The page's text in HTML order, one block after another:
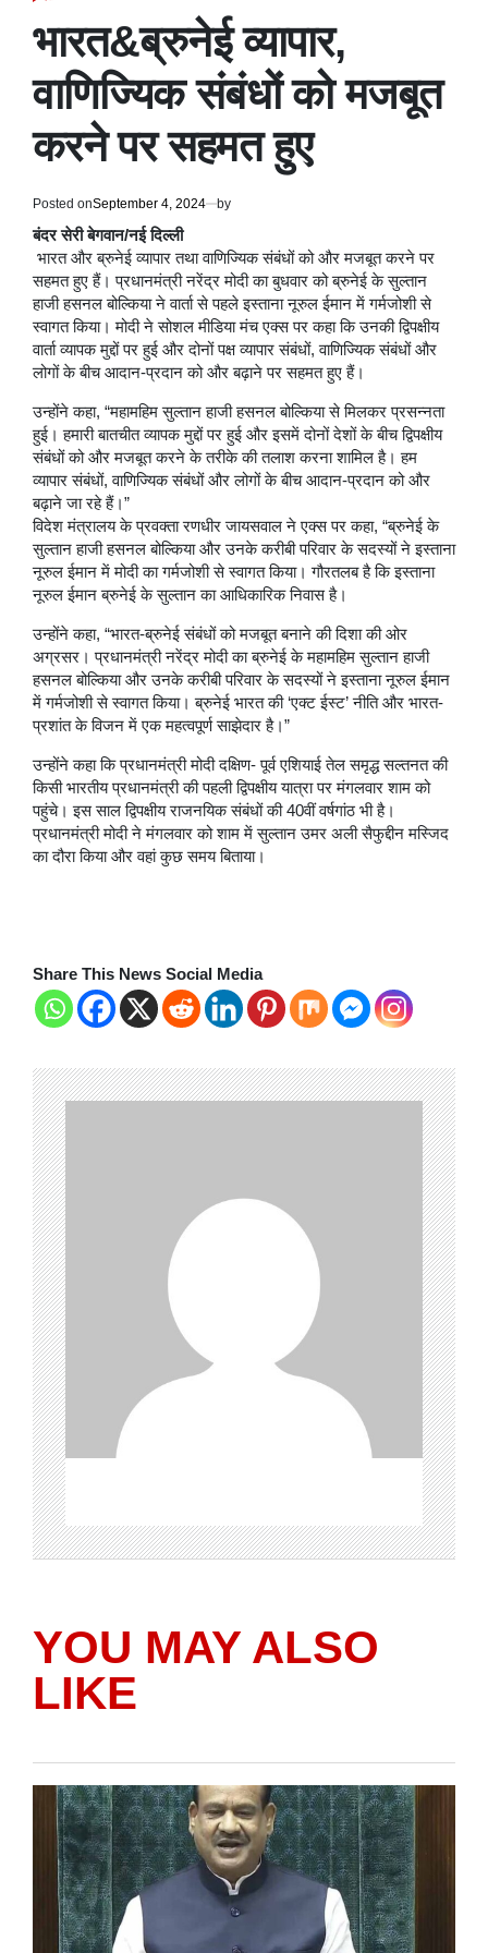
भारत&ब्रुनेई व्यापार,
वाणिज्यिक संबंधों को मजबूत
करने पर सहमत हुए
Posted onSeptember 4, 2024 by
बंदर सेरी बेगवान/नई दिल्ली
भारत और ब्रुनेई व्यापार तथा वाणिज्यिक संबंधों को और मजबूत करने पर
सहमत हुए हैं। प्रधानमंत्री नरेंद्र मोदी का बुधवार को ब्रुनेई के सुल्तान
हाजी हसनल बोल्किया ने वार्ता से पहले इस्ताना नूरुल ईमान में गर्मजोशी से
स्वागत किया। मोदी ने सोशल मीडिया मंच एक्स पर कहा कि उनकी द्विपक्षीय
वार्ता व्यापक मुद्दों पर हुई और दोनों पक्ष व्यापार संबंधों, वाणिज्यिक संबंधों और
लोगों के बीच आदान-प्रदान को और बढ़ाने पर सहमत हुए हैं।
उन्होंने कहा, “महामहिम सुल्तान हाजी हसनल बोल्किया से मिलकर प्रसन्नता
हुई। हमारी बातचीत व्यापक मुद्दों पर हुई और इसमें दोनों देशों के बीच द्विपक्षीय
संबंधों को और मजबूत करने के तरीके की तलाश करना शामिल है। हम
व्यापार संबंधों, वाणिज्यिक संबंधों और लोगों के बीच आदान-प्रदान को और
बढ़ाने जा रहे हैं।”
विदेश मंत्रालय के प्रवक्ता रणधीर जायसवाल ने एक्स पर कहा, “ब्रुनेई के
सुल्तान हाजी हसनल बोल्किया और उनके करीबी परिवार के सदस्यों ने इस्ताना
नूरुल ईमान में मोदी का गर्मजोशी से स्वागत किया। गौरतलब है कि इस्ताना
नूरुल ईमान ब्रुनेई के सुल्तान का आधिकारिक निवास है।
उन्होंने कहा, “भारत-ब्रुनेई संबंधों को मजबूत बनाने की दिशा की ओर
अग्रसर। प्रधानमंत्री नरेंद्र मोदी का ब्रुनेई के महामहिम सुल्तान हाजी
हसनल बोल्किया और उनके करीबी परिवार के सदस्यों ने इस्ताना नूरुल ईमान
में गर्मजोशी से स्वागत किया। ब्रुनेई भारत की ‘एक्ट ईस्ट’ नीति और भारत-
प्रशांत के विजन में एक महत्वपूर्ण साझेदार है।”
उन्होंने कहा कि प्रधानमंत्री मोदी दक्षिण- पूर्व एशियाई तेल समृद्ध सल्तनत की
किसी भारतीय प्रधानमंत्री की पहली द्विपक्षीय यात्रा पर मंगलवार शाम को
पहुंचे। इस साल द्विपक्षीय राजनयिक संबंधों की 40वीं वर्षगांठ भी है।
प्रधानमंत्री मोदी ने मंगलवार को शाम में सुल्तान उमर अली सैफुद्दीन मस्जिद
का दौरा किया और वहां कुछ समय बिताया।
Share This News Social Media
YOU MAY ALSO
LIKE